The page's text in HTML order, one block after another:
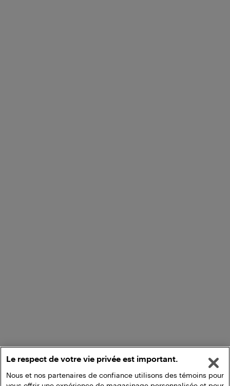
Le respect de votre vie privée est important.
Nous et nos partenaires de confiance utilisons des témoins pour